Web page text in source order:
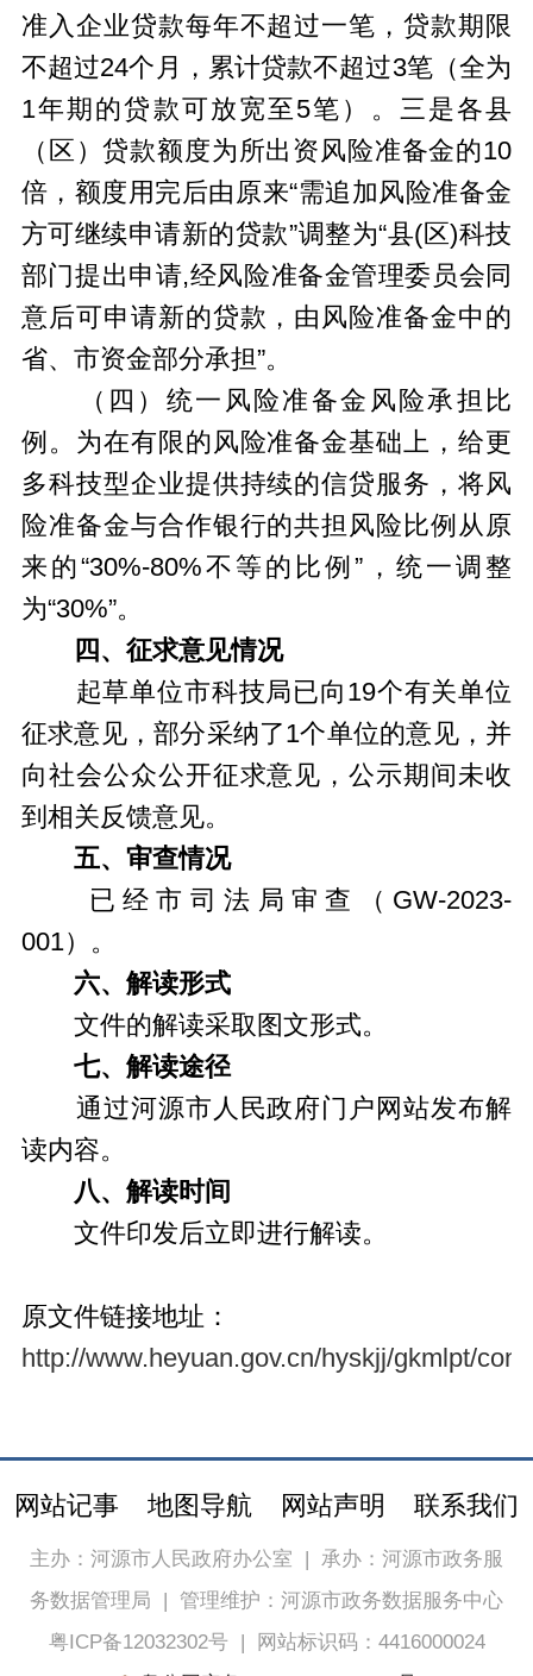
准入企业贷款每年不超过一笔，贷款期限
不超过24个月，累计贷款不超过3笔（全为
1年期的贷款可放宽至5笔）。三是各县
（区）贷款额度为所出资风险准备金的10
倍，额度用完后由原来“需追加风险准备金
方可继续申请新的贷款”调整为“县(区)科技
部门提出申请,经风险准备金管理委员会同
意后可申请新的贷款，由风险准备金中的
省、市资金部分承担”。
（四）统一风险准备金风险承担比
例。为在有限的风险准备金基础上，给更
多科技型企业提供持续的信贷服务，将风
险准备金与合作银行的共担风险比例从原
来的“30%-80%不等的比例”，统一调整
为“30%”。
四、征求意见情况
起草单位市科技局已向19个有关单位
征求意见，部分采纳了1个单位的意见，并
向社会公众公开征求意见，公示期间未收
到相关反馈意见。
五、审查情况
已经市司法局审查（GW-2023-
001）。
六、解读形式
文件的解读采取图文形式。
七、解读途径
通过河源市人民政府门户网站发布解
读内容。
八、解读时间
文件印发后立即进行解读。
原文件链接地址：
http://www.heyuan.gov.cn/hyskjj/gkmlpt/
网站记事 地图导航 网站声明 联系我们
主办：河源市人民政府办公室
承办：河源市政务服
务数据管理局
管理维护：河源市政务数据服务中心
粤ICP备12032302号|
网站标识码：4416000024